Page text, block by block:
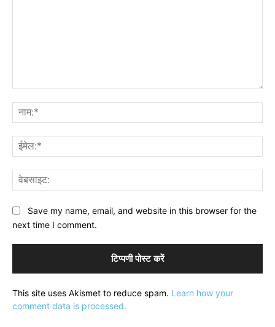
Save my name, email, and website in this browser for the
next time I comment.
This site uses Akismet to reduce spam. Learn how your
comment data is processed.